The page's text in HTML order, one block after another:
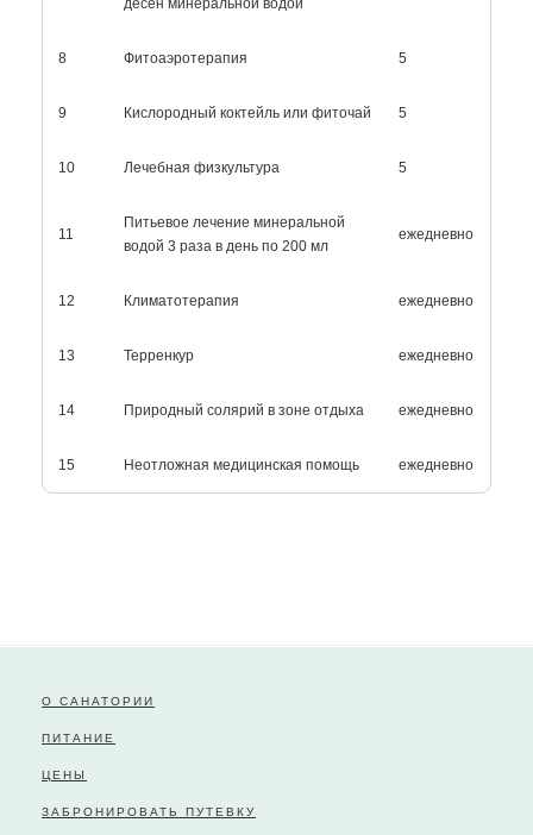
десен минеральной водой
8 Фитоаэротерапия 5
9 Кислородный коктейль или фиточай 5
10 Лечебная физкультура 5
11
Питьевое лечение минеральной
водой 3 раза в день по 200 мл
ежедневно
12 Климатотерапия ежедневно
13 Терренкур ежедневно
14 Природный солярий в зоне отдыха ежедневно
15 Неотложная медицинская помощь ежедневно
О САНАТОРИИ
ПИТАНИЕ
ЦЕНЫ
ЗАБРОНИРОВАТЬ ПУТЕВКУ